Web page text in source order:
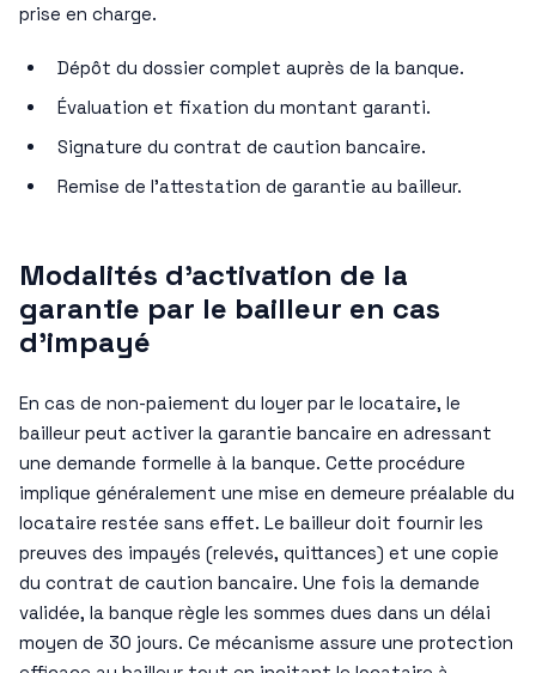
prise en charge.
Dépôt du dossier complet auprès de la banque.
Évaluation et fixation du montant garanti.
Signature du contrat de caution bancaire.
Remise de l’attestation de garantie au bailleur.
Modalités d’activation de la
garantie par le bailleur en cas
d’impayé
En cas de non-paiement du loyer par le locataire, le
bailleur peut activer la garantie bancaire en adressant
une demande formelle à la banque. Cette procédure
implique généralement une mise en demeure préalable du
locataire restée sans effet. Le bailleur doit fournir les
preuves des impayés (relevés, quittances) et une copie
du contrat de caution bancaire. Une fois la demande
validée, la banque règle les sommes dues dans un délai
moyen de 30 jours. Ce mécanisme assure une protection